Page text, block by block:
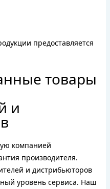
предоставляется
товары
и
компанией
производителя.
и дистрибьюторов
уровень сервиса. Наш